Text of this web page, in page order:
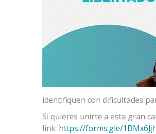
identifiquen con dificultades
Si quieres unirte a esta gran
link: https://forms.gle/